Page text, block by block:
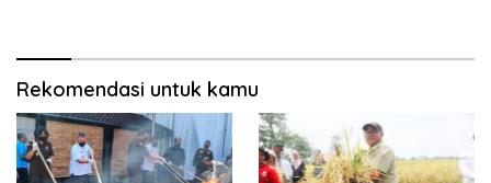
Rekomendasi untuk kamu